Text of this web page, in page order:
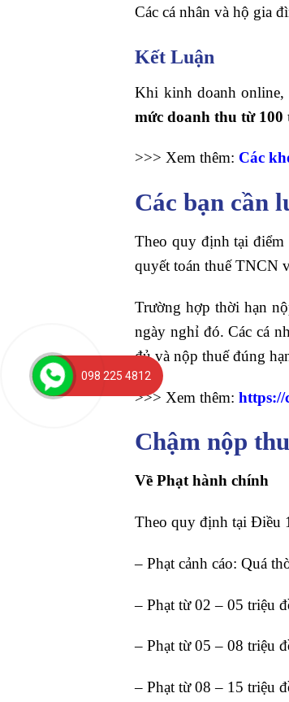
Các cá nhân và hộ gia
Kết Luận
Khi kinh doanh online,
mức doanh thu từ
>>> Xem thêm: Các
Các bạn cần
Theo quy định tại
quyết toán thuế TNCN
Trường hợp thời hạn
ngày nghỉ đó. Các cá
đủ và nộp thuế đúng
>>> Xem thêm:https://
Chậm nộp
Về Phạt hành chính
Theo quy định tại Điều
– Phạt cảnh cáo: Quá
– Phạt từ 02 – 05 triệu
– Phạt từ 05 – 08 triệu
– Phạt từ 08 – 15 triệu
098 225 4812